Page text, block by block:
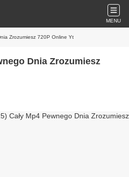
MENU
Zrozumiesz 720P Online Yt
Dnia Zrozumiesz